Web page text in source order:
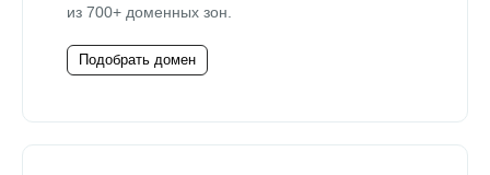
из 700+ доменных зон.
Подобрать домен